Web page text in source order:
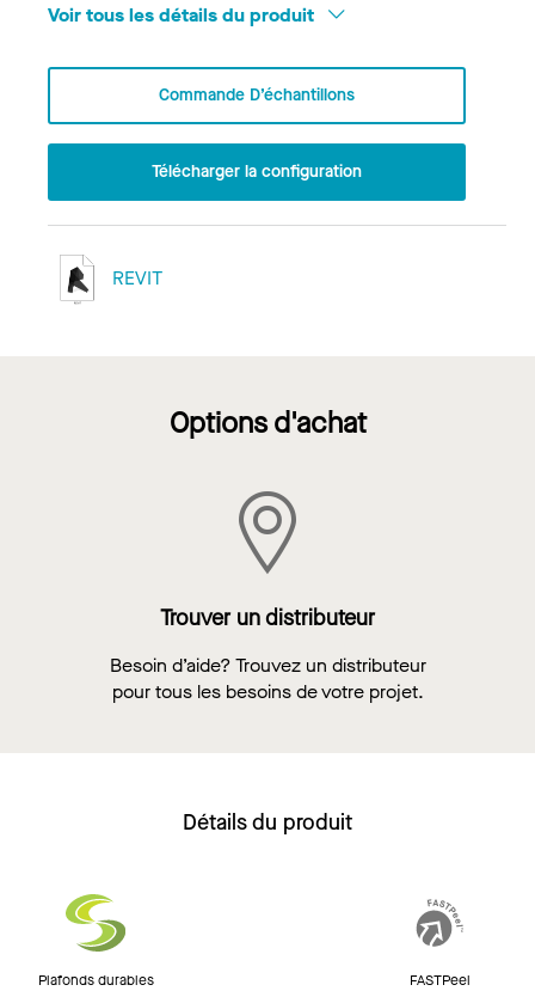
Voir tous les détails du produit
Commande D’échantillons
Télécharger la configuration
REVIT
Options d'achat
Trouver un distributeur
Besoin d’aide? Trouvez un distributeur
pour tous les besoins de votre projet.
Détails du produit
Plafonds durables FASTPeel